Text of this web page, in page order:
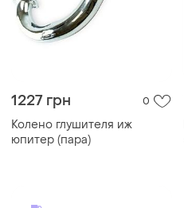
1227 грн 0
Колено глушителя иж
юпитер (пара)